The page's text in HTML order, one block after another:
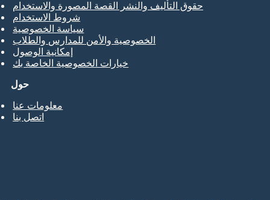
حول
معلومات عنا
اتصل بنا
حقوق التأليف والنشر القصة المصورة والاستخدام
شروط الاستخدام
سياسة الخصوصية
الخصوصية والأمن للمدارس والطلاب
إمكانية الوصول
خيارات الخصوصية الخاصة بك